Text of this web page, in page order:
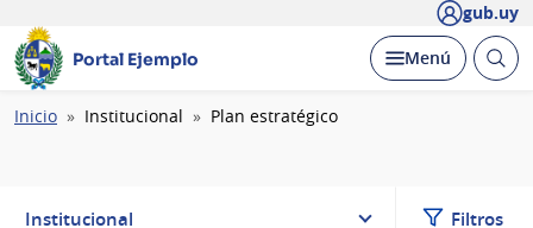
gub.uy
Portal Ejemplo Desplegar
Menú Abrir
Ruta
Inicio Institucional Plan estratégico
Institucional Filtros